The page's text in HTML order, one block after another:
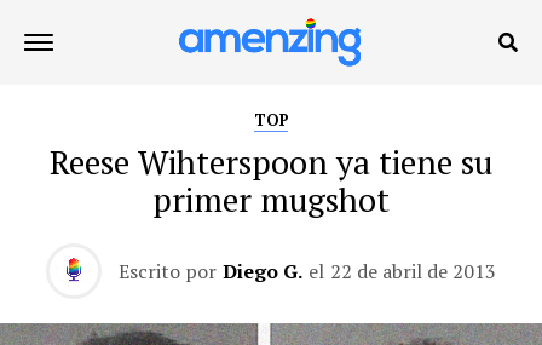
TOP
Reese Wihterspoon ya tiene su
primer mugshot
Escrito por Diego G. el 22 de abril de 2013